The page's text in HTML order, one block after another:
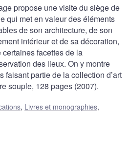
propose une visite du siège de
qui met en valeur des éléments
de son architecture, de son
intérieur et de sa décoration,
facettes de la
des lieux. On y montre
faisant partie de la collection d’art
souple, 128 pages (2007).
, Livres et monographies,